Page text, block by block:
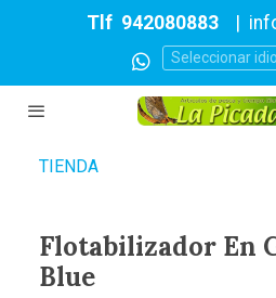
Tlf 942080883
Seleccionar
TIENDA
Flotabilizador En
Blue